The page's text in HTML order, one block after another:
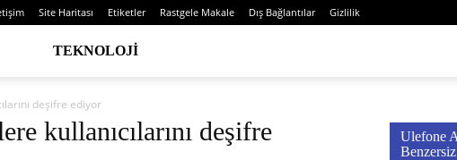
Site Haritası Etiketler Rastgele Makale Dış Bağlantılar Gizlilik
TEKNOLOJI
deşifre ediyor
kullanıcılarını deşifre
Ulefone